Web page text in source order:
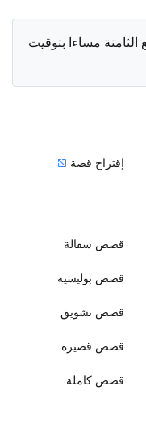
مساءا بتوقيت
إقتراح قصة
قصص سفالة
قصص بوليسية
قصص تشويق
قصص قصيرة
قصص كاملة